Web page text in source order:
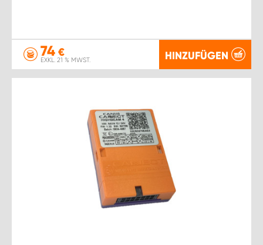
74 €
EXKL. 21 % MWST. HINZUFÜGEN